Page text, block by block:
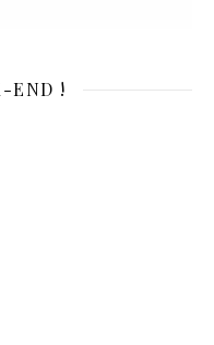
END !